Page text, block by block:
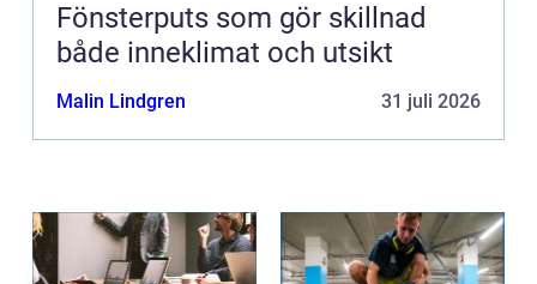
Fönsterputs som gör skillnad
både inneklimat och utsikt
Malin Lindgren 31 juli 2026